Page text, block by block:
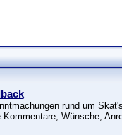
rund um
Wünsche,